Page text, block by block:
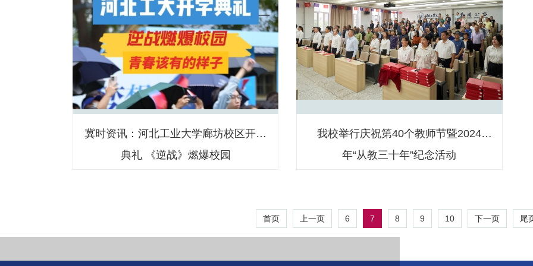
冀时资讯：河北工业大学廊坊校区开学
典礼 《逆战》燃爆校园
我校举行庆祝第40个教师节暨2024
年“从教三十年”纪念活动
首页 上一页 6 7 8 9 10 下一页 尾